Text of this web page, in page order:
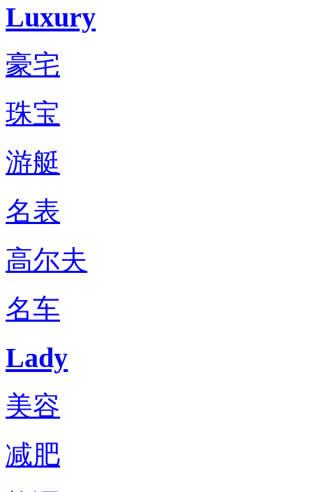
Luxury
豪宅
珠宝
游艇
名表
高尔夫
名车
Lady
美容
减肥